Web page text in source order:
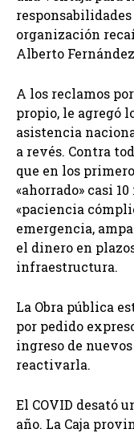
organización
Alberto
A los reclamos
propio, le agregó
asistencia
a revés. Contra
que en los
«ahorrado» casi
«paciencia
emergencia,
el dinero en
infraestructura.
La Obra pública
por pedido
ingreso de
reactivarla.
El COVID desató
año. La Caja